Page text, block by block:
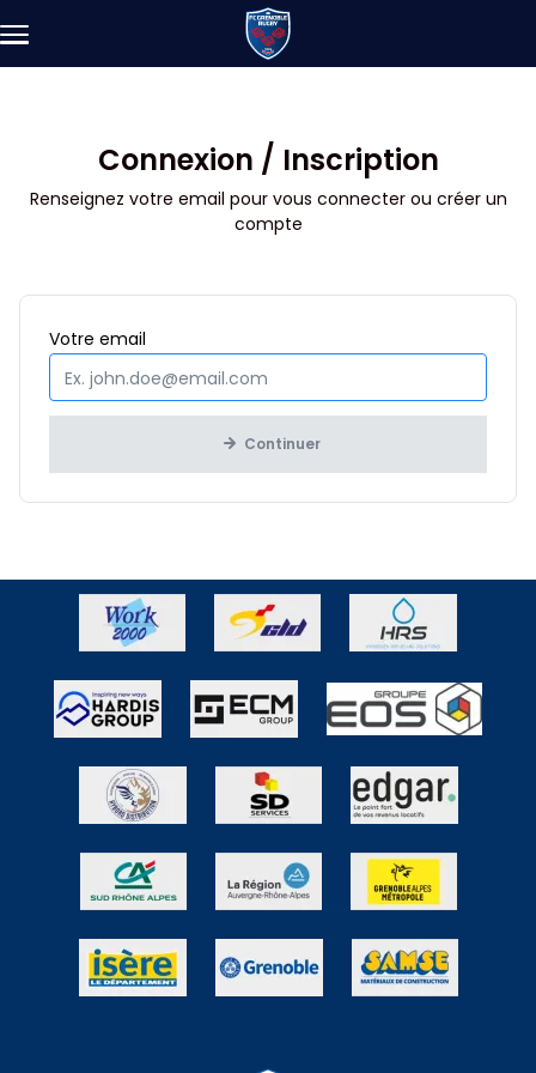
Connexion / Inscription
Renseignez votre email pour vous connecter ou créer un
compte
Votre email
Continuer